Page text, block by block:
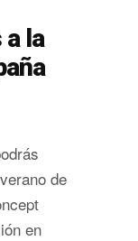
la
de
en